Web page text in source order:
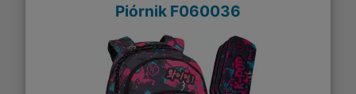
Piórnik F060036